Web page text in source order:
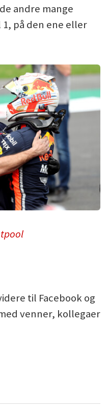
andre mange
på den ene eller
til Facebook og
venner, kollegaer